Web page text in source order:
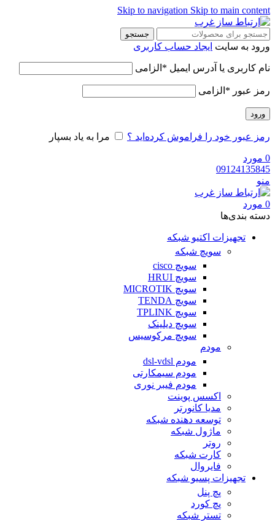
Skip to navigation Skip to main content
جستجو
ورود به سایت ایجاد حساب کاربری
نام کاربری یا آدرس ایمیل * الزامی
رمز عبور * الزامی
ورود
رمز عبور خود را فراموش کرده‌اید ؟ مرا به یاد بسپار
0 مورد
09124135845
منو
0 مورد
دسته‌ بندی‌ها
تجهیزات اکتیو شبکه
سویچ شبکه
سویچ cisco
سویچ HRUI
سویچ MICROTIK
سویچ TENDA
سویچ TPLINK
سویچ دیلینک
سویچ مرکوسیس
مودم
مودم dsl-vdsl
مودم سیمکارتی
مودم فیبر نوری
اکسس پوینت
مدیا کانورتر
توسعه دهنده شبکه
ماژول شبکه
روتر
کارت شبکه
فایروال
تجهیزات پسیو شبکه
پچ پنل
پچ کورد
تستر شبکه